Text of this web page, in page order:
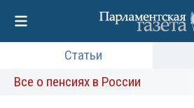
Статьи
Все о пенсиях в России